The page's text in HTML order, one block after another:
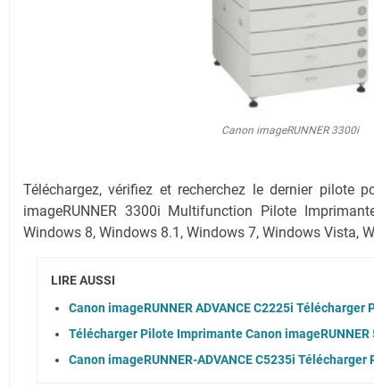
Canon imageRUNNER 3300i
Téléchargez, vérifiez et recherchez le dernier pilote
imageRUNNER 3300i Multifunction Pilote
Windows 8, Windows 8.1, Windows 7, Windows Vista,
LIRE AUSSI
Canon imageRUNNER ADVANCE C2225i Télécharger
Télécharger Pilote Imprimante Canon
Canon imageRUNNER-ADVANCE C5235i Télécharger